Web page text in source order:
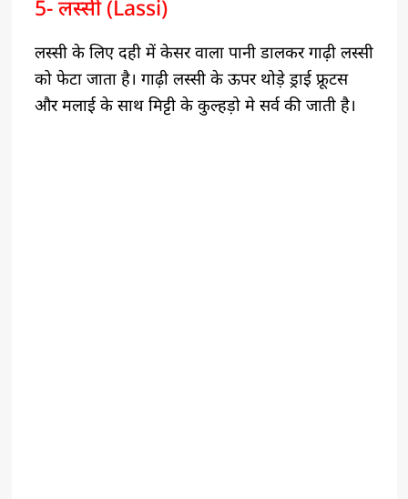
5- लस्सी (Lassi)
लस्सी के लिए दही में केसर वाला पानी डालकर गाढ़ी लस्सी
को फेटा जाता है। गाढ़ी लस्सी के ऊपर थोड़े ड्राई फ्रूटस
और मलाई के साथ मिट्टी के कुल्हड़ो मे सर्व की जाती है।